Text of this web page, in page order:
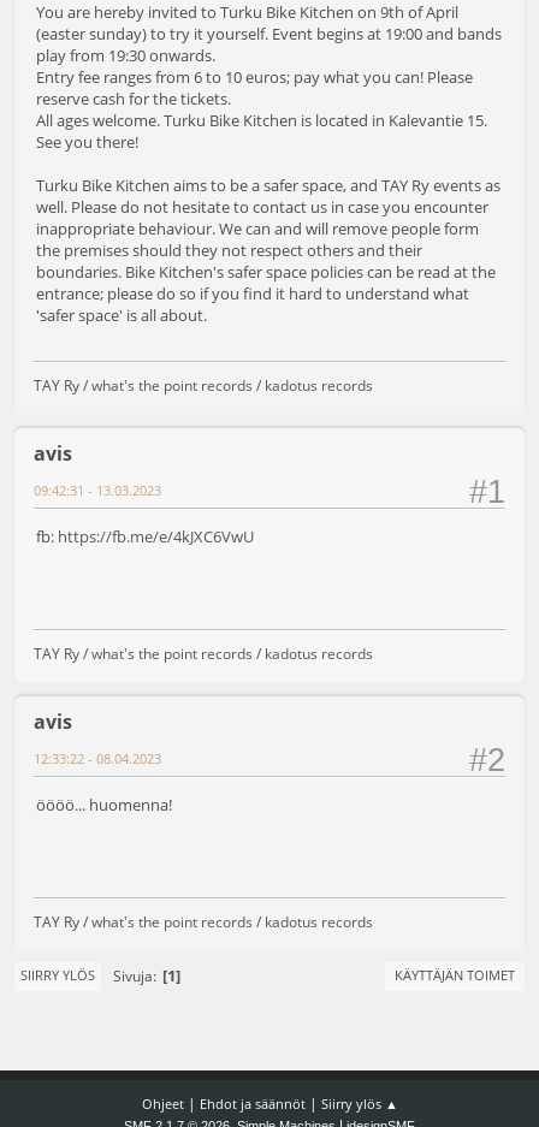
You are hereby invited to Turku Bike Kitchen on 9th of April
(easter sunday) to try it yourself. Event begins at 19:00 and bands
play from 19:30 onwards.
Entry fee ranges from 6 to 10 euros; pay what you can! Please
reserve cash for the tickets.
All ages welcome. Turku Bike Kitchen is located in Kalevantie 15.
See you there!
Turku Bike Kitchen aims to be a safer space, and TAY Ry events as
well. Please do not hesitate to contact us in case you encounter
inappropriate behaviour. We can and will remove people form
the premises should they not respect others and their
boundaries. Bike Kitchen's safer space policies can be read at the
entrance; please do so if you find it hard to understand what
'safer space' is all about.
TAY Ry /what's the point records / kadotus records
avis
#1
09:42:31 - 13.03.2023
fb: https://fb.me/e/4kJXC6VwU
TAY Ry /what's the point records / kadotus records
avis
#2
12:33:22 - 08.04.2023
öööö... huomenna!
TAY Ry /what's the point records / kadotus records
SIIRRY YLÖS Sivuja 1 KÄYTTÄJÄN TOIMET
Ohjeet| Ehdot ja säännöt| Siirry ylös ▲